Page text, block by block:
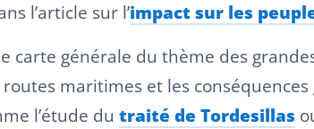
l’article sur l’impact sur les
carte générale du thème des
routes maritimes et les
l’étude du traité de Tordesillas